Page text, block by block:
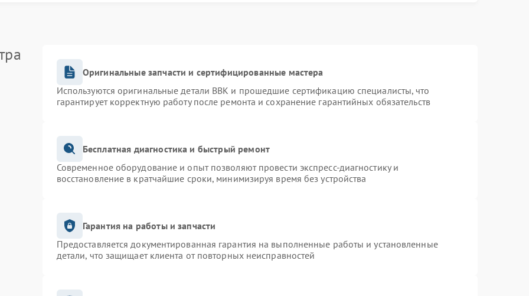
Оригинальные запчасти и сертифицированные мастера
Используются оригинальные детали BBK и прошедшие сертификацию специалисты, что
гарантирует корректную работу после ремонта и сохранение гарантийных обязательств
Бесплатная диагностика и быстрый ремонт
Современное оборудование и опыт позволяют провести экспресс-диагностику и
восстановление в кратчайшие сроки, минимизируя время без устройства
Гарантия на работы и запчасти
Предоставляется документированная гарантия на выполненные работы и установленные
детали, что защищает клиента от повторных неисправностей